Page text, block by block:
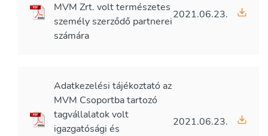
MVM Zrt. volt természetes
személy szerződő partnerei
számára
2021.06.23.
Adatkezelési tájékoztató az
MVM Csoportba tartozó
tagvállalatok volt
igazgatósági és
2021.06.23.